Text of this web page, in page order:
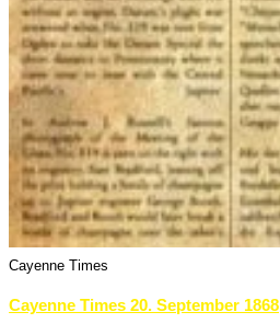
Cayenne Times
Cayenne Times 20. September 1868